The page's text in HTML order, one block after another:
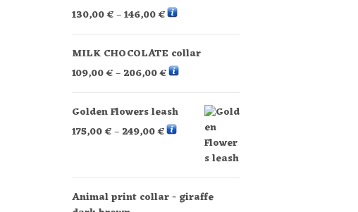
130,00€–146,00€
MILK CHOCOLATE collar
109,00€– 206,00€
Golden Flowers leash
175,00€– 249,00€
Animal print collar - giraffe